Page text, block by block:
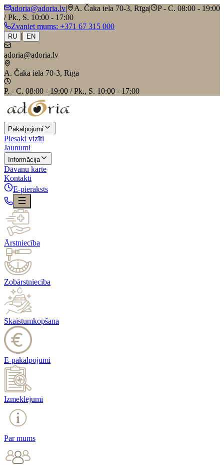
adoria@adoria.lv| A. Čaka iela 70-3, Rīga|
P - C. 08:00 - 19:00
/ Pk., S. 10:00 - 17:00
Zvaniet mums: +371 67 315 000
RU | EN
adoria@adoria.lv
A. Čaka iela 70-3, Rīga
P. - C. 08:00 - 19:00 / Pk., S. 10:00 - 17:00
Pakalpojumi
Piesaki vizīti
Jaunumi
Informācija
Dāvanu karte
Kontakti
E-pieraksts
Ārstniecība
Zobārstniecība
Skaistumkopšana
E-pakalpojumi
Izmeklējumi
Par mums